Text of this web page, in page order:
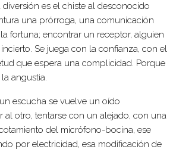
es el chiste al desconocido
una prórroga, una comunicación
fortuna; encontrar un receptor, alguien
Se juega con la confianza, con el
que espera una complicidad. Porque
angustia.
escucha se vuelve un oído
al otro, tentarse con un alejado, con una
del micrófono-bocina, ese
por electricidad, esa modificación de